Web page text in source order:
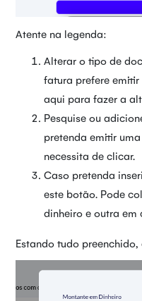
Atente na legenda:
Alterar o tipo de
fatura prefere
aqui para fazer a
Pesquise ou
pretenda emitir
necessita de clicar.
Caso pretenda
este botão. Pode
dinheiro e outra em
Estando tudo